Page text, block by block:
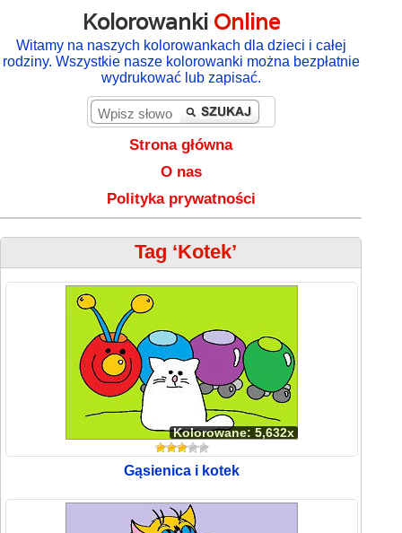
Kolorowanki Online
Witamy na naszych kolorowankach dla dzieci i całej
rodziny. Wszystkie nasze kolorowanki można bezpłatnie
wydrukować lub zapisać.
Strona główna
O nas
Polityka prywatności
Tag ‘Kotek’
Kolorowane: 5,632x
Gąsienica i kotek